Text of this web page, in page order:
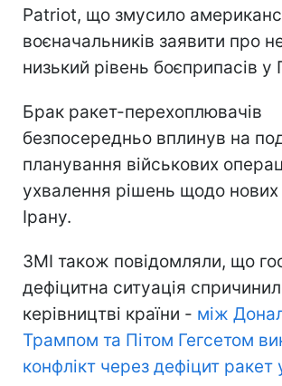
Patriot, що змусило
воєначальників заявити про
низький рівень боєприпасів у
Брак ракет-перехоплювачів
безпосередньо вплинув на
планування військових
ухвалення рішень щодо нових
Ірану.
ЗМІ також повідомляли, що
дефіцитна ситуація
керівництві країни - між
Трампом та Пітом Гегсетом
конфлікт через дефіцит